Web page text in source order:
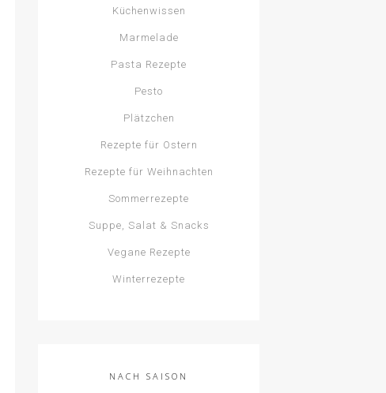
Küchenwissen
Marmelade
Pasta Rezepte
Pesto
Plätzchen
Rezepte für Ostern
Rezepte für Weihnachten
Sommerrezepte
Suppe, Salat & Snacks
Vegane Rezepte
Winterrezepte
NACH SAISON